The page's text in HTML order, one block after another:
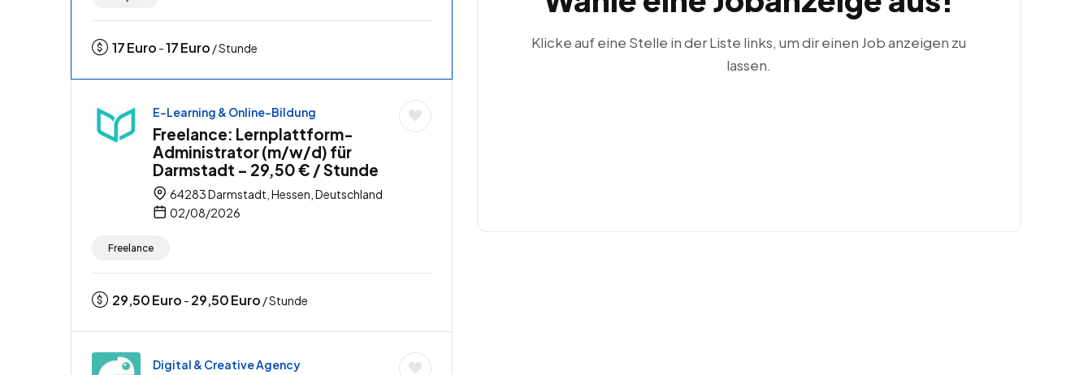
17Euro -17Euro / Stunde
E-Learning & Online-Bildung
Freelance: Lernplattform-
Administrator (m/w/d) für
Darmstadt – 29,50 € / Stunde
64283 Darmstadt, Hessen, Deutschland
02/08/2026
Freelance
29,50Euro - 29,50Euro / Stunde
Digital & Creative Agency
Klicke auf eine Stelle in der Liste links, um dir einen Job anzeigen zu
lassen.